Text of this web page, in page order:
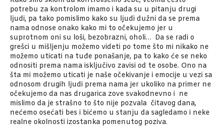
potrebu za kontrolom imamo i kada su u pitanju drugi
ljudi, pa tako pomislimo kako su ljudi dužni da se prema
nama odnose onako kako mi to očekujemo jer u
suprotnom oni su loši, bezobrazni, oholi… Da se radi o
grešci u mišljenju možemo videti po tome što mi nikako ne
možemo uticati na tuđe ponašanje, pa to kako će se neko
odnositi prema nama isključivo zavisi od te osobe. Ono na
šta mi možemo uticati je naše očekivanje i emocije u vezi sa
odnosom drugih ljudi prema nama jer ukoliko na primer ne
očekujemo da nas drugarica zove svakodnevno i ne
mislimo da je strašno to što nije pozvala čitavog dana,
nećemo osećati bes i bićemo u stanju da sagledamo i neke
realne okolnosti izostanka pomenutog poziva.